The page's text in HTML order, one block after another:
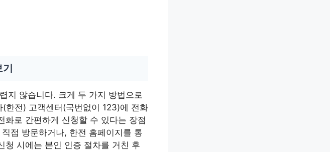
지 않습니다. 크게 두 가지 방법으로
한전) 고객센터(국번없이 123)에 전화
로 간편하게 신청할 수 있다는 장점
접 방문하거나, 한전 홈페이지를 통
청 시에는 본인 인증 절차를 거친 후